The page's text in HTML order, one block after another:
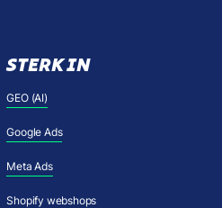
STERK IN
GEO (AI)
Google Ads
Meta Ads
Shopify webshops